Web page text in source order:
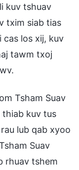
kuv tshuav
txim siab tias
los xij, kuv
tawm txoj
Tsham Suav
thiab kuv tus
lub qab xyoo
Suav
rhuav tshem